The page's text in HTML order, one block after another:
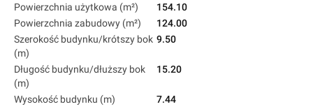
Powierzchnia użytkowa (m²)
154.10
Powierzchnia zabudowy (m²)
124.00
Szerokość budynku/krótszy bok
(m)
9.50
Długość budynku/dłuższy bok
(m)
15.20
Wysokość budynku (m)
7.44